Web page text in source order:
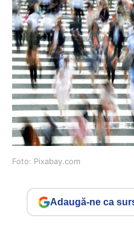
Foto: Pixabay.com
Adaugă-ne ca